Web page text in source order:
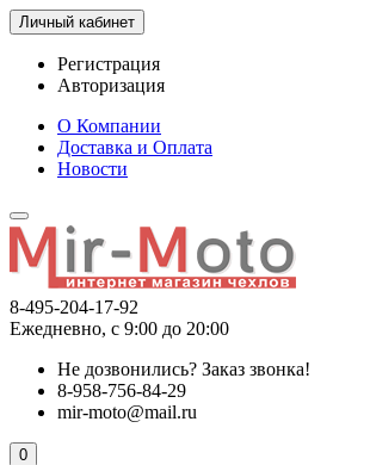
Личный кабинет
Регистрация
Авторизация
О Компании
Доставка и Оплата
Новости
8-495-204-17-92
Ежедневно, с 9:00 до 20:00
Не дозвонились? Заказ звонка!
8-958-756-84-29
mir-moto@mail.ru
0